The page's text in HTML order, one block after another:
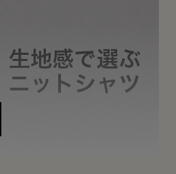
と、 そしてお手入れが簡
至るまで、ストレスを感じ